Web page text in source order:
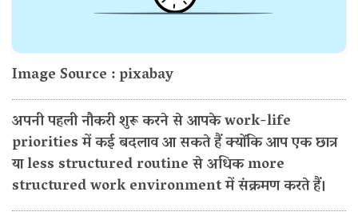
Image Source : pixabay
अपनी पहली नौकरी शुरू करने से आपके work-life
priorities में कई बदलाव आ सकते हैं क्योंकि आप एक छात्र
या less structured routine से अधिक more
structured work environment में संक्रमण करते हैं।